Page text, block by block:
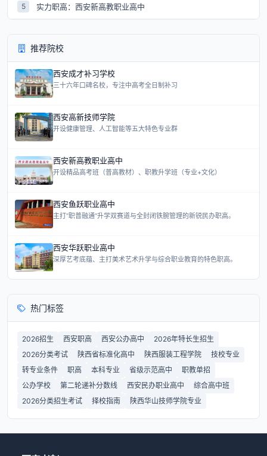
5 实力职高：西安新高教职业高中
推荐院校
西安成才补习学校
三十六年口碑名校，专注中高考全日制补习
西安高新技师学院
开设健康管理、人工智能等五大特色专业群
西安新高教职业高中
开设精品高考班（普高教材）、职教升学班（专业+文化）
西安鱼跃职业高中
主打“职普融通”升学双赛道与全封闭铁腕管理的新锐民办职高。
西安华跃职业高中
深厚艺考底蕴、主打美术艺术升学与综合职业教育的特色职高。
热门标签
2026招生 西安职高 西安公办高中
2026年特长生招生
2026分类考试
陕西省标准化高中 陕西服装工程学院
技校专业
转专业条件
职高 本科专业 省级示范高中
职教单招
公办学校
第二轮递补分数线 西安民办职业高中
综合高中班
2026分类招生考试
择校指南 陕西华山技师学院专业